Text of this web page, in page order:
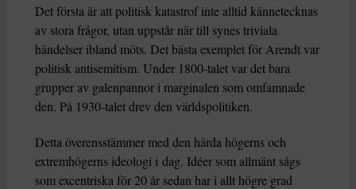
Det första är att politisk katastrof inte alltid kännetecknas
av stora frågor, utan uppstår när till synes triviala
händelser ibland möts. Det bästa exemplet för Arendt var
politisk antisemitism. Under 1800-talet var det bara
grupper av galenpannor i marginalen som omfamnade
den. På 1930-talet drev den världspolitiken.
Detta överensstämmer med den hårda högerns och
extremhögerns ideologi i dag. Idéer som allmänt sågs
som excentriska för 20 år sedan har i allt högre grad